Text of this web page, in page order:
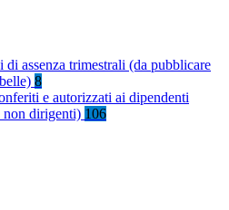
di assenza trimestrali (da pubblicare
8
e autorizzati ai dipendenti
non dirigenti) 106